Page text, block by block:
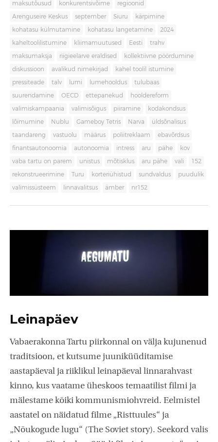
maksutõusud konkurentsivõime regioonid
Arenguseire Keskus september Siuru kärpimine
kohatasu külmutamine kohatasu langetamine 2024
kaheltoolilistumine kliimamuutused Eesti trahv
maksumaksja riigieelarve eraldised kollektiivne pöördumine
diskussioon avalikud nimekirjad kahel toolil istumine
pressiteade talv lumi lumehooldus tulubaas
suurendamine OECD ettepanekud hooldereform
valimiskampaania valimisõigus piiramine kodakondsus
lõimumine Nublu Gameboy Tetris Narva üldsõnalisus
taandareng vastuolu määrus poliitreklaam ebavõrdsus
finantsautonoomia autonoomia intress aru pähe kov
vaba tartu on parem unistus mõtisklus aru pähe vali 152
rekonstrueerimine Turu korteriühistud sundvaldus puudulik
valimissüsteem linnavalitsus ämber nr152
Leinapäev
Vabaerakonna Tartu piirkonnal on välja kujunenud
traditsioon, et kutsume juuniküüditamise
aastapäeval ja riiklikul leinapäeval linnarahvast
kinno, kus vaatame üheskoos temaatilist filmi ja
mälestame kõiki kommunismiohvreid. Eelmistel
aastatel on näidatud filme „Risttuules“ ja
„Nõukogude lugu“ (The Soviet story). Seekord valis